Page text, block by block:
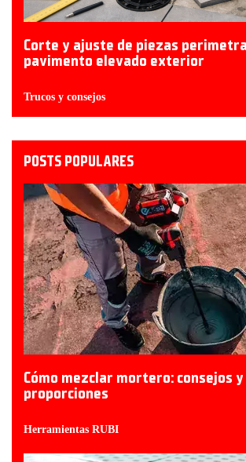
Corte y ajuste de piezas
pavimento elevado exterior
Trucos y consejos
POSTS POPULARES
Cómo mezclar mortero: consejos y
proporciones
Herramientas RUBI